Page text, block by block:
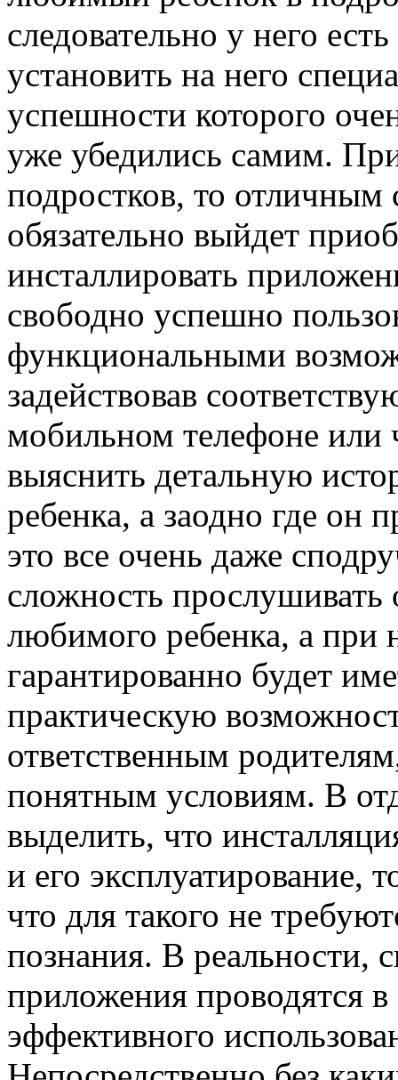
следовательно у него
установить на него
успешности которого
уже убедились самим.
подростков, то
обязательно выйдет
инсталлировать
свободно успешно
функциональными
задействовав
мобильном телефоне или
выяснить детальную
ребенка, а заодно где он
это все очень даже
сложность прослушивать
любимого ребенка, а при
гарантированно будет
практическую
ответственным
понятным условиям. В
выделить, что
и его эксплуатирование,
что для такого не
познания. В реальности,
приложения проводятся
эффективного